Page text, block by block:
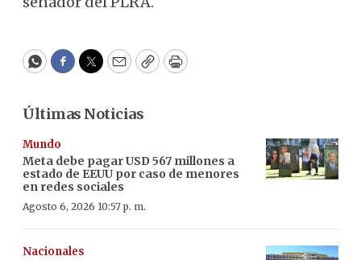
WhatsApp
Facebook
Twitter
EmailCopyPrint
Últimas Noticias
Mundo
Meta debe pagar USD 567 millones a
estado de EEUU por caso de menores
en redes sociales
Agosto 6, 2026 10:57 p. m.
Nacionales